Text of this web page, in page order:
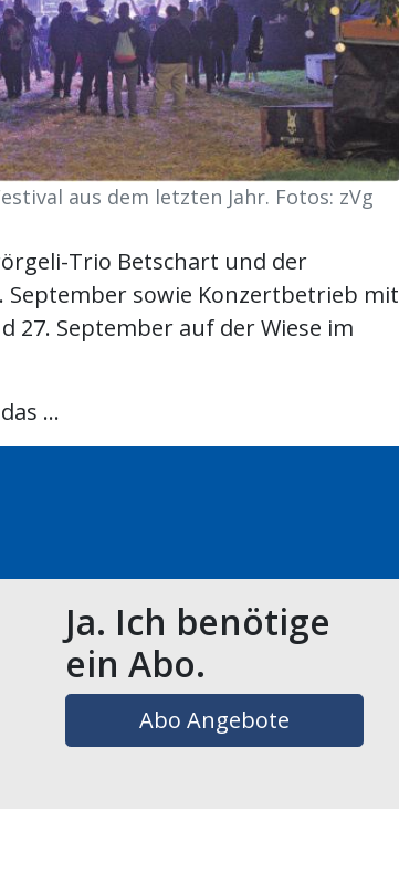
aus dem letzten Jahr. Fotos: zVg
Trio Betschart und der
September sowie Konzertbetrieb mit
27. September auf der Wiese im
...
Ja. Ich benötige
ein Abo.
Abo Angebote